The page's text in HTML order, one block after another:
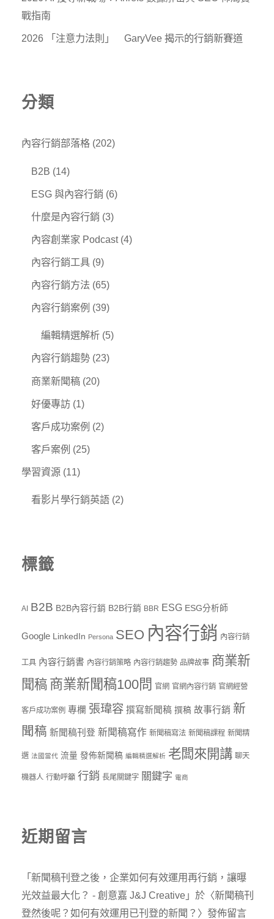
戰指南
2026 「注意力法則」 GaryVee 揭示的行銷新賽道
分類
內容行銷部落格 (202)
B2B (14)
ESG 與內容行銷 (6)
什麼是內容行銷 (3)
內容創業家 Podcast(4)
內容行銷工具 (9)
內容行銷方法 (65)
內容行銷案例 (39)
編輯精選解析 (5)
內容行銷趨勢 (23)
商業新聞稿 (20)
好優專訪 (1)
客戶成功案例 (2)
客戶案例 (25)
學習資源 (11)
看影片學行銷英語 (2)
標籤
AI B2B B2B內容行銷 B2B行銷 BBR ESG ESG分析師
Google LinkedIn Persona SEO 內容行銷 內容行銷
工具 內容行銷書 內容行銷策略 內容行銷趨勢 品牌故事 商業新
聞稿 商業新聞稿100問 官網 官網內容行銷 官網經營
客戶成功案例 專欄 張瑋容 撰寫新聞稿 撰稿 故事行銷 新
聞稿 新聞稿刊登 新聞稿寫作 新聞稿寫法 新聞稿課程 新聞精
選 法國當代 流量 發佈新聞稿 編輯精選解析 老闆來開講 聊天
機器人 行動呼籲 行銷 長尾關鍵字 關鍵字 電商
近期留言
「 新聞稿刊登之後，企業如何有效運用再行銷，讓曝
光效益最大化？ - 創意嘉 J&J Creative 」於〈新聞稿刊
登然後呢？如何有效運用已刊登的新聞？ 〉發佈留言